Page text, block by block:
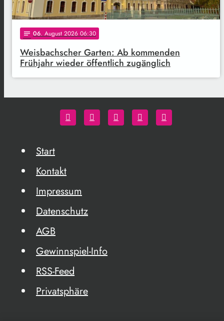
notes 06. August 2026 06:30
Weisbachscher Garten: Ab kommenden
Frühjahr wieder öffentlich zugänglich
Start
Kontakt
Impressum
Datenschutz
AGB
Gewinnspiel-Info
RSS-Feed
Privatsphäre